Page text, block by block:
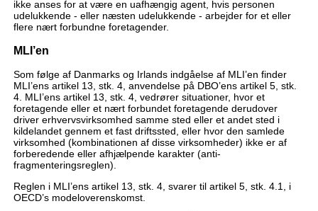
ikke anses for at være en uafhængig agent, hvis personen
udelukkende - eller næsten udelukkende - arbejder for et eller
flere nært forbundne foretagender.
MLI’en
Som følge af Danmarks og Irlands indgåelse af MLI’en finder
MLI’ens artikel 13, stk. 4, anvendelse på DBO’ens artikel 5, stk.
4. MLI’ens artikel 13, stk. 4, vedrører situationer, hvor et
foretagende eller et nært forbundet foretagende derudover
driver erhvervsvirksomhed samme sted eller et andet sted i
kildelandet gennem et fast driftssted, eller hvor den samlede
virksomhed (kombinationen af disse virksomheder) ikke er af
forberedende eller afhjælpende karakter (anti-
fragmenteringsreglen).
Reglen i MLI’ens artikel 13, stk. 4, svarer til artikel 5, stk. 4.1, i
OECD’s modeloverenskomst.